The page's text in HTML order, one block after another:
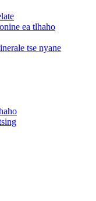
ea tlhaho
tse nyane